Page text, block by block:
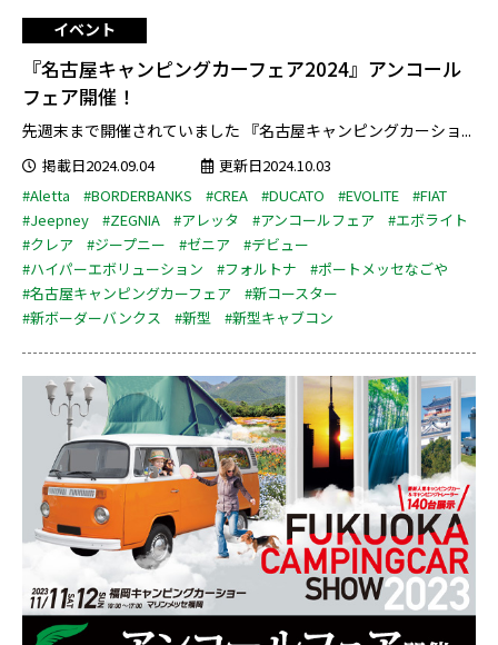
イベント
『名古屋キャンピングカーフェア2024』アンコール
フェア開催！
先週末まで開催されていました 『名古屋キャンピングカーショ...
掲載日2024.09.04
更新日2024.10.03
#Aletta
#BORDERBANKS #CREA #DUCATO #EVOLITE
#FIAT
#Jeepney
#ZEGNIA #アレッタ #アンコールフェア
#エボライト
#クレア
#ジープニー #ゼニア
#デビュー
#ハイパーエボリューション
#フォルトナ
#ポートメッセなごや
#名古屋キャンピングカーフェア
#新コースター
#新ボーダーバンクス
#新型 #新型キャブコン